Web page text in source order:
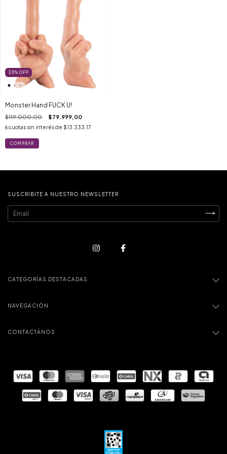
33% OFF
Monster Hand FUCK U!
$119.000,00 $79.999,00
6cuotas sin interés de $13.333,17
SUSCRIBITE A NUESTRO NEWSLETTER
CATEGORÍAS DESTACADAS
NAVEGACIÓN
CONTACTÁNOS